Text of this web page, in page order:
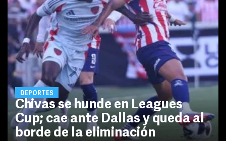
DEPORTES
Chivas se hunde en Leagues
Cup; cae ante Dallas y queda al
borde de la eliminación